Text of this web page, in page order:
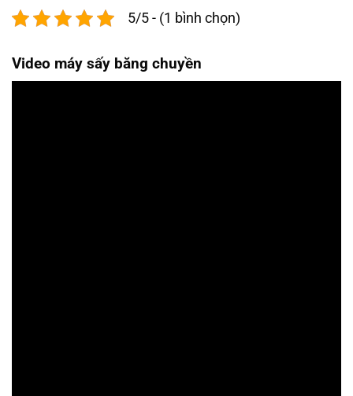
5/5 - (1 bình chọn)
Video máy sấy băng chuyền